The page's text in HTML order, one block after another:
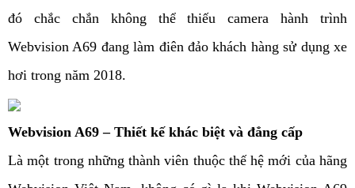
đó chắc chắn không thể thiếu camera hành trình
Webvision A69 đang làm điên đảo khách hàng sử dụng xe
hơi trong năm 2018.
Webvision A69 – Thiết kế khác biệt và đẳng cấp
Là một trong những thành viên thuộc thế hệ mới của hãng